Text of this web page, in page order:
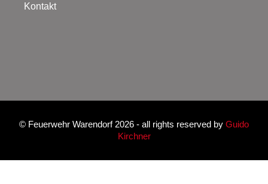
Kontakt
© Feuerwehr Warendorf 2026 - all rights reserved by Guido
Kirchner